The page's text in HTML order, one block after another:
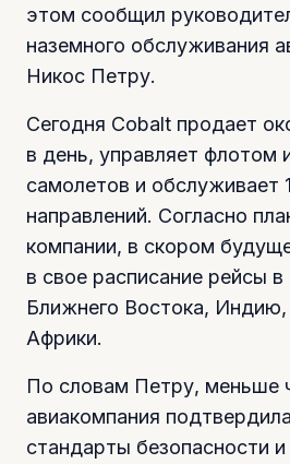
этом сообщил
наземного обслуживания
Никос Петру.
Сегодня Cobalt продает
в день, управляет флотом
самолетов и обслуживает
направлений. Согласно
компании, в скором
в свое расписание рейсы
Ближнего Востока,
Африки.
По словам Петру, меньше
авиакомпания
стандарты безопасности и